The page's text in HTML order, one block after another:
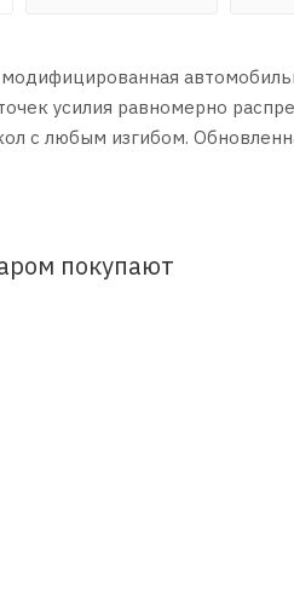
усилия равномерно
с любым изгибом.
покупают